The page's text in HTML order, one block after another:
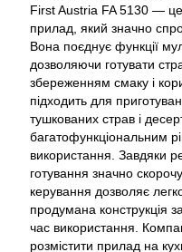
First Austria FA 5130 — це
прилад, який значно
Вона поєднує функції
дозволяючи готувати
збереженням смаку і
підходить для
тушкованих страв і
багатофункціональним
використання. Завдяки
готування значно
керування дозволяє
продумана конструкція
час використання.
розмістити прилад на